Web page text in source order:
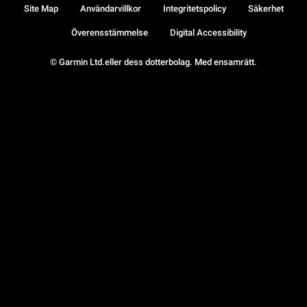
© Garmin Ltd.eller dess dotterbolag. Med ensamrätt.
Site Map Användarvillkor Integritetspolicy Säkerhet
Överensstämmelse Digital Accessibility